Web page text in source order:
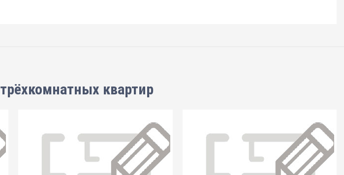
трёхкомнатных квартир